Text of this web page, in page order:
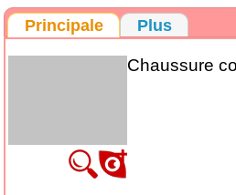
Principale Plus
Chaussure